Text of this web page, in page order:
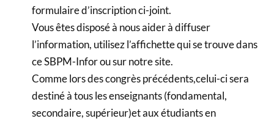
formulaire d’inscription ci-joint.
Vous êtes disposé à nous aider à diffuser
l’information, utilisez l’affichette qui se trouve dans
ce SBPM-Infor ou sur notre site.
Comme lors des congrès précédents,celui-ci sera
destiné à tous les enseignants (fondamental,
secondaire, supérieur)et aux étudiants en